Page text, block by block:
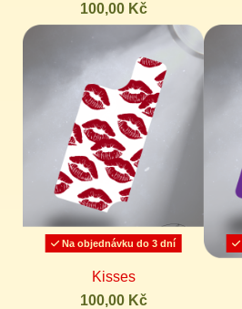
100,00 Kč
Na objednávku do 3 dní
Kisses
100,00 Kč